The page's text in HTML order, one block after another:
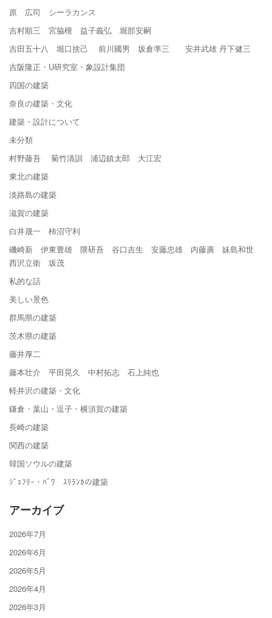
原 広司 シーラカンス
吉村順三 宮脇檀 益子義弘 堀部安嗣
吉田五十八 堀口捨己 前川國男 坂倉準三 安井武雄 丹下健三
吉阪隆正・U研究室・象設計集団
四国の建築
奈良の建築・文化
建築・設計について
未分類
村野藤吾 菊竹清訓 浦辺鎮太郎 大江宏
東北の建築
淡路島の建築
滋賀の建築
白井晟一 柿沼守利
磯崎新 伊東豊雄 隈研吾 谷口吉生 安藤忠雄 内藤廣 妹島和世
西沢立衛 坂茂
私的な話
美しい景色
群馬県の建築
茨木県の建築
藤井厚二
藤本壮介 平田晃久 中村拓志 石上純也
軽井沢の建築・文化
鎌倉・葉山・逗子・横須賀の建築
長崎の建築
関西の建築
韓国ソウルの建築
ｼﾞｪﾌﾘｰ・ﾊﾞﾜ ｽﾘﾗﾝｶの建築
アーカイブ
2026年7月
2026年6月
2026年5月
2026年4月
2026年3月